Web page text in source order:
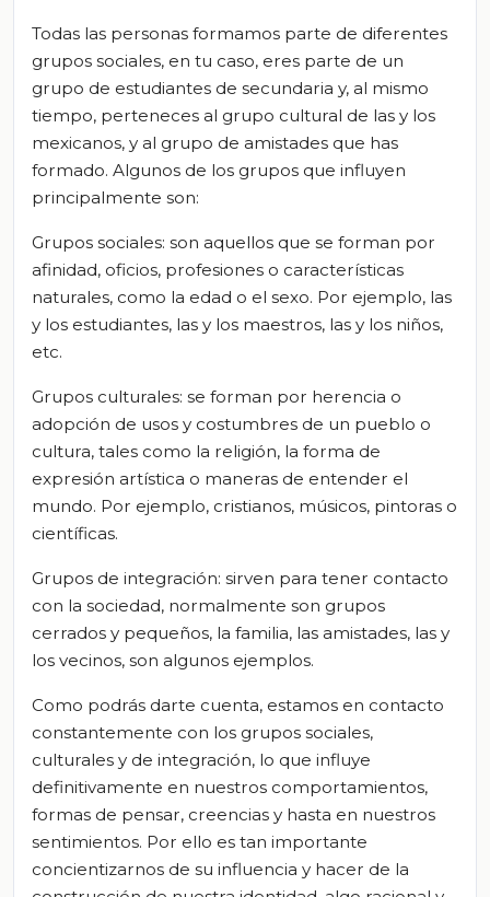
Todas las personas formamos parte de diferentes
grupos sociales, en tu caso, eres parte de un
grupo de estudiantes de secundaria y, al mismo
tiempo, perteneces al grupo cultural de las y los
mexicanos, y al grupo de amistades que has
formado. Algunos de los grupos que influyen
principalmente son:
Grupos sociales: son aquellos que se forman por
afinidad, oficios, profesiones o características
naturales, como la edad o el sexo. Por ejemplo, las
y los estudiantes, las y los maestros, las y los niños,
etc.
Grupos culturales: se forman por herencia o
adopción de usos y costumbres de un pueblo o
cultura, tales como la religión, la forma de
expresión artística o maneras de entender el
mundo. Por ejemplo, cristianos, músicos, pintoras o
científicas.
Grupos de integración: sirven para tener contacto
con la sociedad, normalmente son grupos
cerrados y pequeños, la familia, las amistades, las y
los vecinos, son algunos ejemplos.
Como podrás darte cuenta, estamos en contacto
constantemente con los grupos sociales,
culturales y de integración, lo que influye
definitivamente en nuestros comportamientos,
formas de pensar, creencias y hasta en nuestros
sentimientos. Por ello es tan importante
concientizarnos de su influencia y hacer de la